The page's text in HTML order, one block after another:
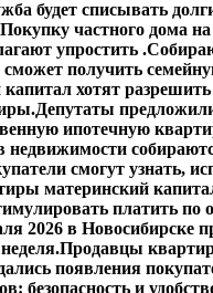
будет списывать
Покупку частного дома
упростить .
сможет получить
хотят разрешить
Депутаты
ипотечную
недвижимости
смогут узнать,
материнский
платить по
2026 в Новосибирске
Продавцы
появления
безопасность и